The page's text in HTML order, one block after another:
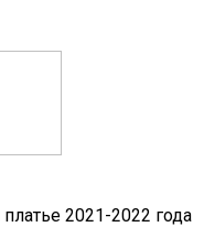
2021-2022 года